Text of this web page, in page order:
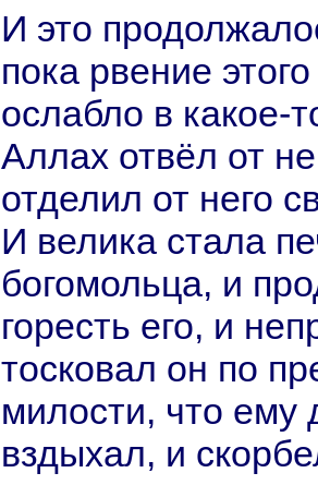
И это
пока рвение
ослабло в какoе-
Аллах отвёл от
отделил от него
И велика стала
богомольца, и
горесть его, и
тоскoвал он по
милости, что ему
вздыхал, и